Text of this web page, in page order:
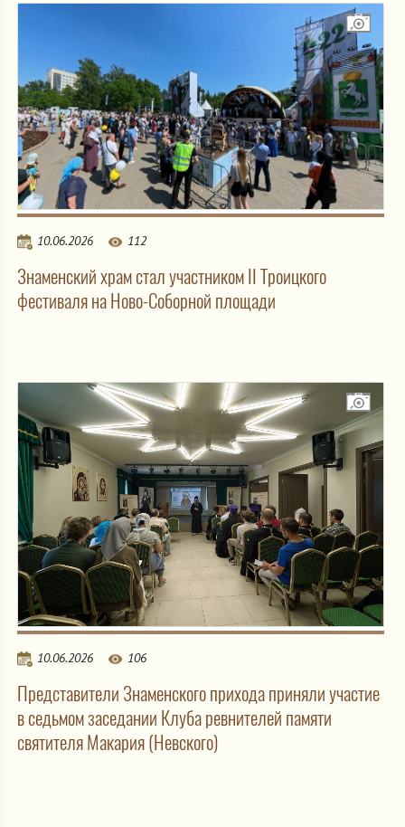
10.06.2026 112
Знаменский храм стал участником II Троицкого
фестиваля на Ново-Соборной площади
10.06.2026 106
Представители Знаменского прихода приняли участие
в седьмом заседании Клуба ревнителей памяти
святителя Макария (Невского)